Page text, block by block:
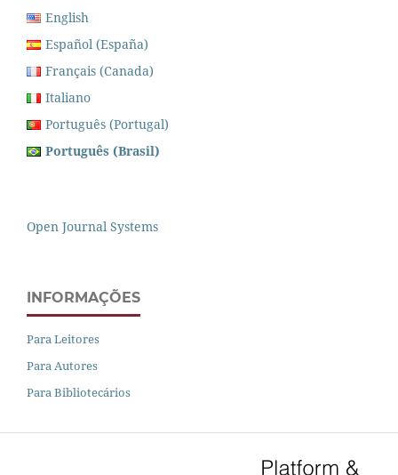
English
Español (España)
Français (Canada)
Italiano
Português (Portugal)
Português (Brasil)
Open Journal Systems
INFORMAÇÕES
Para Leitores
Para Autores
Para Bibliotecários